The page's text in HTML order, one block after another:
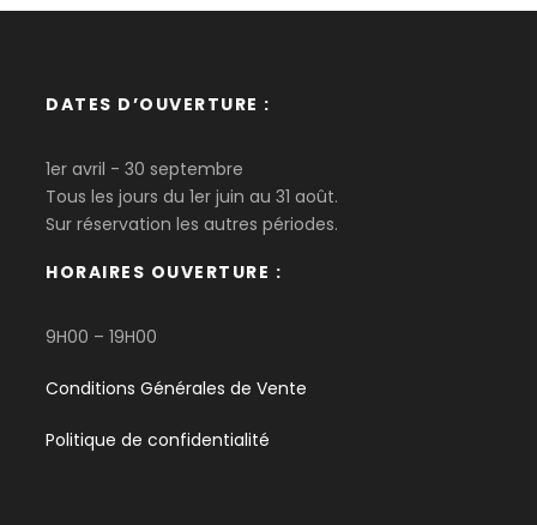
DATES D’OUVERTURE :
1er avril - 30 septembre
Tous les jours du 1er juin au 31 août.
Sur réservation les autres périodes.
HORAIRES OUVERTURE :
9H00 – 19H00
Conditions Générales de Vente
Politique de confidentialité